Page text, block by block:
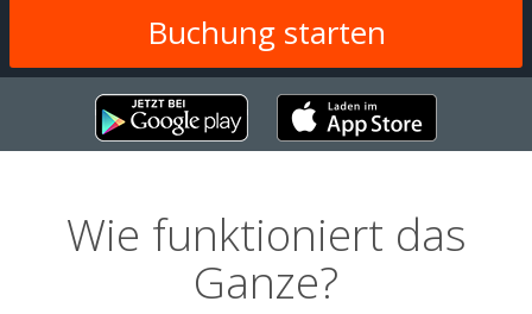
Wie funktioniert das
Ganze?